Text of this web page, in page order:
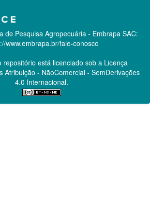
de Pesquisa Agropecuária - Embrapa SAC:
www.embrapa.br/fale-conosco
repositório está licenciado sob a Licença
Atribuição - NãoComercial - SemDerivações
4.0 Internacional.